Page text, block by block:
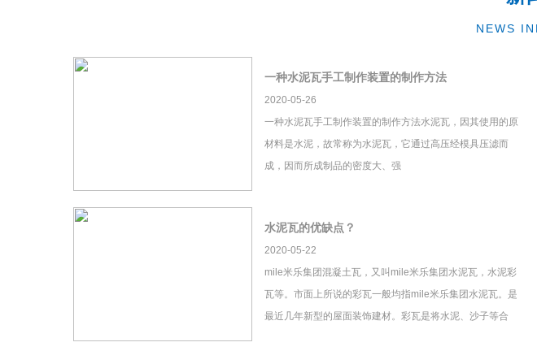
NEWS
一种水泥瓦手工制作装置的制作方法
2020-05-26
一种水泥瓦手工制作装置的制作方法水泥瓦，因其使用的原
材料是水泥，故常称为水泥瓦，它通过高压经模具压滤而
成，因而所成制品的密度大、强
水泥瓦的优缺点？
2020-05-22
mile米乐集团混凝土瓦，又叫mile米乐集团水泥瓦，水泥彩
瓦等。市面上所说的彩瓦一般均指mile米乐集团水泥瓦。是
最近几年新型的屋面装饰建材。彩瓦是将水泥、沙子等合